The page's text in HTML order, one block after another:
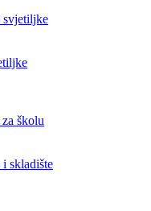
svjetiljke
školu
skladište